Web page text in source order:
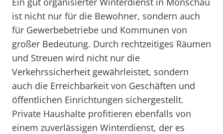
ist nicht nur für die Bewohner, sondern auch
für Gewerbebetriebe und Kommunen von
großer Bedeutung. Durch rechtzeitiges Räumen
und Streuen wird nicht nur die
Verkehrssicherheit gewährleistet, sondern
auch die Erreichbarkeit von Geschäften und
öffentlichen Einrichtungen sichergestellt.
Private Haushalte profitieren ebenfalls von
einem zuverlässigen Winterdienst, der es